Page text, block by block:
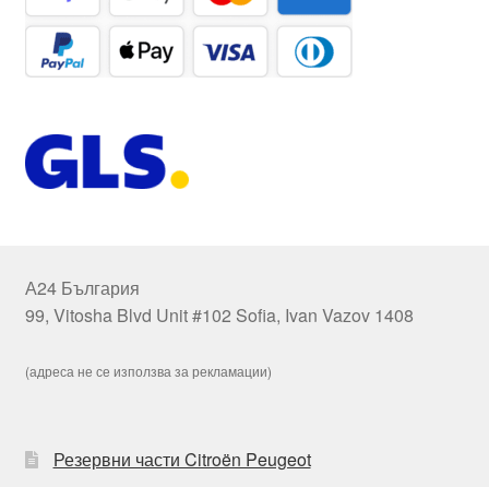
А24 България
99, Vitosha Blvd Unit #102 Sofia, Ivan Vazov 1408
(адреса не се използва за рекламации)
Резервни части Citroën Peugeot